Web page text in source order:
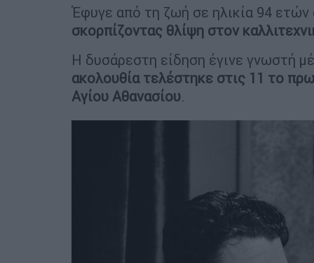
Έφυγε από τη ζωή σε ηλικία 94 ετών
σκορπίζοντας θλίψη στον
Η δυσάρεστη είδηση έγινε γνωστή
ακολουθία τελέστηκε στις 11 το
Αγίου Αθανασίου.